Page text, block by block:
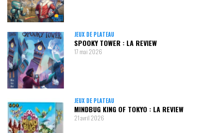
JEUX DE PLATEAU
SPOOKY TOWER : LA REVIEW
17 mai 2026
JEUX DE PLATEAU
MINDBUG KING OF TOKYO : LA REVIEW
21 avril 2026